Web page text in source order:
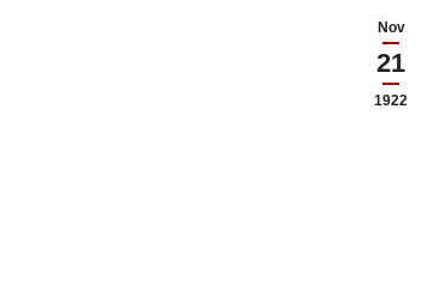
Nov
21
1922